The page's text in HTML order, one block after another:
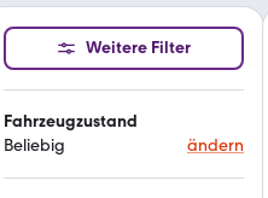
Weitere Filter
Fahrzeugzustand
Beliebig
ändern